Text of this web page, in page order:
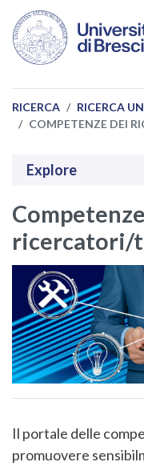
Salta al contenuto
RICERCA
RICERCA
COMPETENZE DEI
Explore
ricercatori/
Il portale delle
promuovere